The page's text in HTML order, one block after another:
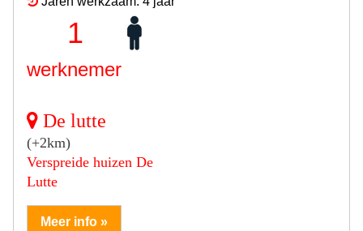
1
werknemer
De lutte
(+2km)
Verspreide huizen De
Lutte
Meer info »